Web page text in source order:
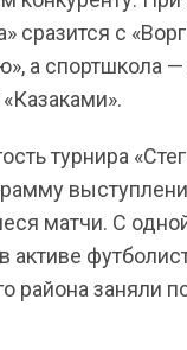
сразится с
а спортшкола —
турнира
матчи. С
активе
района заняли